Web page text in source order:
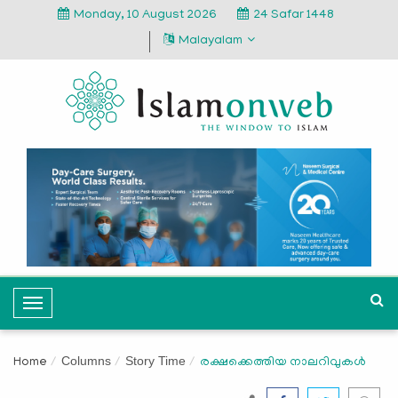
Monday, 10 August 2026
24 Safar 1448
Malayalam
T
o
g
Home Columns Story Time രക്ഷക്കെത്തിയ നാലറിവുകൾ